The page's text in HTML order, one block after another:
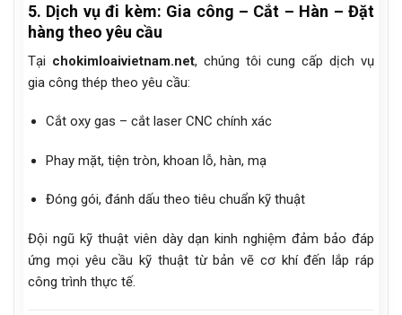
5. Dịch vụ đi kèm: Gia công – Cắt – Hàn – Đặt
hàng theo yêu cầu
Tại chokimloaivietnam.net, chúng tôi cung cấp dịch vụ
gia công thép theo yêu cầu:
Cắt oxy gas – cắt laser CNC chính xác
Phay mặt, tiện tròn, khoan lỗ, hàn, mạ
Đóng gói, đánh dấu theo tiêu chuẩn kỹ thuật
Đội ngũ kỹ thuật viên dày dạn kinh nghiệm đảm bảo đáp
ứng mọi yêu cầu kỹ thuật từ bản vẽ cơ khí đến lắp ráp
công trình thực tế.